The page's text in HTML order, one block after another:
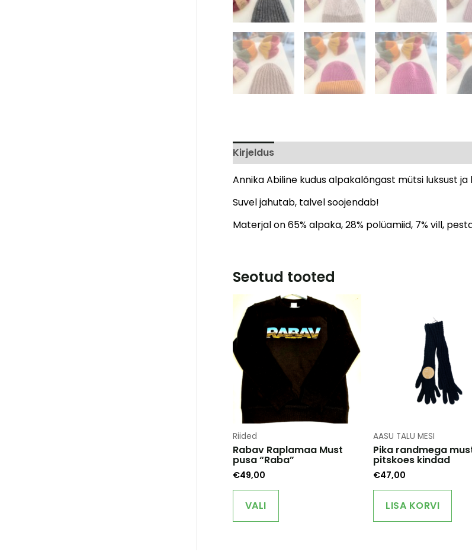
Kirjeldus
Annika Abiline kudus alpakalõngast mütsi luksust
Suvel jahutab, talvel soojendab!
Materjal on 65% alpaka, 28% polüamiid, 7% vill,
Seotud tooted
Riided
Rabav Raplamaa Must
pusa “Raba”
€49,00
VALI
This
AASU TALU MESI
Pika randmega
pitskoes kindad
€47,00
LISA KORVI